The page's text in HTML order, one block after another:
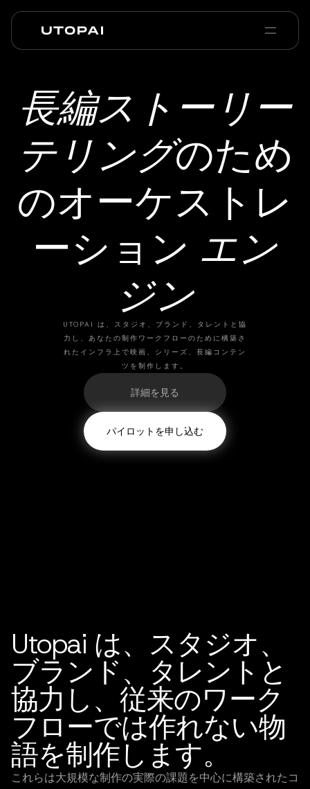
PAI Pro Enterprise
FAQ
長編ストーリー
テリングのため
のオーケストレ
ーション エン
ジン
UTOPAI は、スタジオ、ブランド、タレントと協
力し、あなたの制作ワークフローのために構築さ
れたインフラ上で映画、シリーズ、長編コンテン
ツを制作します。
詳細を見る
パイロットを申し込む
Utopai は、スタジオ、
ブランド、タレントと
協力し、従来のワーク
フローでは作れない物
語を制作します。
これらは大規模な制作の実際の課題を中心に構築されたコ